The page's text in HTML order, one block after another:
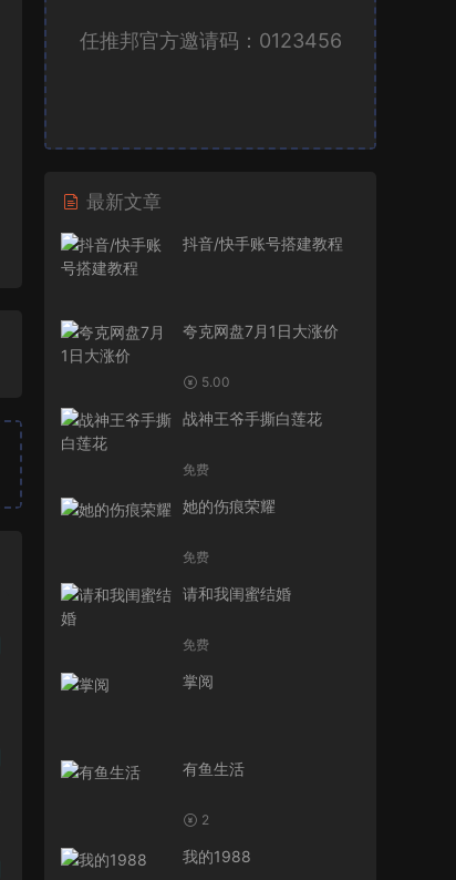
任推邦官方邀请码：0123456
最新文章
抖音/快手账号搭建教程
夸克网盘7月1日大涨价
5.00
战神王爷手撕白莲花
免费
她的伤痕荣耀
免费
请和我闺蜜结婚
免费
掌阅
有鱼生活
2
我的1988